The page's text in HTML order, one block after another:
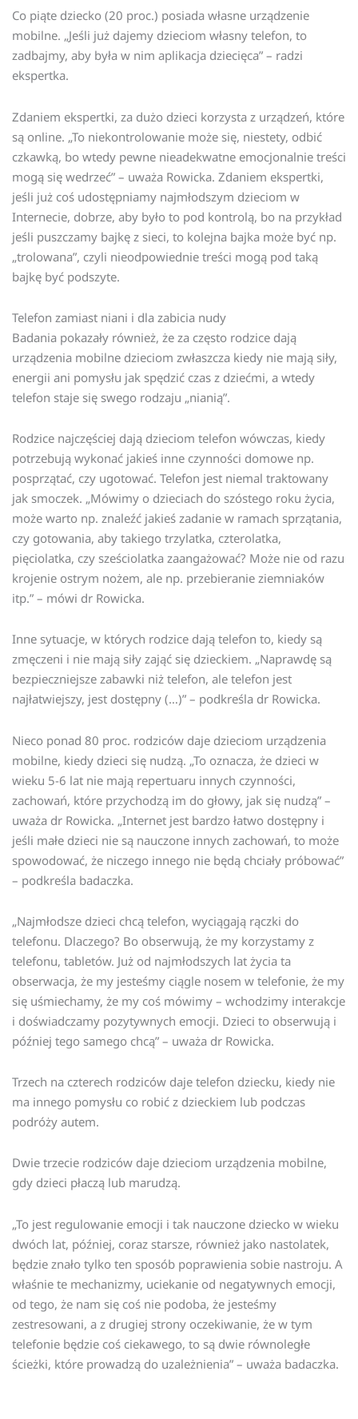
Co piąte dziecko (20 proc.) posiada własne urządzenie
mobilne. „Jeśli już dajemy dzieciom własny telefon, to
zadbajmy, aby była w nim aplikacja dziecięca” – radzi
ekspertka.
Zdaniem ekspertki, za dużo dzieci korzysta z urządzeń, które
są online. „To niekontrolowanie może się, niestety, odbić
czkawką, bo wtedy pewne nieadekwatne emocjonalnie treści
mogą się wedrzeć” – uważa Rowicka. Zdaniem ekspertki,
jeśli już coś udostępniamy najmłodszym dzieciom w
Internecie, dobrze, aby było to pod kontrolą, bo na przykład
jeśli puszczamy bajkę z sieci, to kolejna bajka może być np.
„trolowana”, czyli nieodpowiednie treści mogą pod taką
bajkę być podszyte.
Telefon zamiast niani i dla zabicia nudy
Badania pokazały również, że za często rodzice dają
urządzenia mobilne dzieciom zwłaszcza kiedy nie mają siły,
energii ani pomysłu jak spędzić czas z dziećmi, a wtedy
telefon staje się swego rodzaju „nianią”.
Rodzice najczęściej dają dzieciom telefon wówczas, kiedy
potrzebują wykonać jakieś inne czynności domowe np.
posprzątać, czy ugotować. Telefon jest niemal traktowany
jak smoczek. „Mówimy o dzieciach do szóstego roku życia,
może warto np. znaleźć jakieś zadanie w ramach sprzątania,
czy gotowania, aby takiego trzylatka, czterolatka,
pięciolatka, czy sześciolatka zaangażować? Może nie od razu
krojenie ostrym nożem, ale np. przebieranie ziemniaków
itp.” – mówi dr Rowicka.
Inne sytuacje, w których rodzice dają telefon to, kiedy są
zmęczeni i nie mają siły zająć się dzieckiem. „Naprawdę są
bezpieczniejsze zabawki niż telefon, ale telefon jest
najłatwiejszy, jest dostępny (…)” – podkreśla dr Rowicka.
Nieco ponad 80 proc. rodziców daje dzieciom urządzenia
mobilne, kiedy dzieci się nudzą. „To oznacza, że dzieci w
wieku 5-6 lat nie mają repertuaru innych czynności,
zachowań, które przychodzą im do głowy, jak się nudzą” –
uważa dr Rowicka. „Internet jest bardzo łatwo dostępny i
jeśli małe dzieci nie są nauczone innych zachowań, to może
spowodować, że niczego innego nie będą chciały próbować”
– podkreśla badaczka.
„Najmłodsze dzieci chcą telefon, wyciągają rączki do
telefonu. Dlaczego? Bo obserwują, że my korzystamy z
telefonu, tabletów. Już od najmłodszych lat życia ta
obserwacja, że my jesteśmy ciągle nosem w telefonie, że my
się uśmiechamy, że my coś mówimy – wchodzimy interakcje
i doświadczamy pozytywnych emocji. Dzieci to obserwują i
później tego samego chcą” – uważa dr Rowicka.
Trzech na czterech rodziców daje telefon dziecku, kiedy nie
ma innego pomysłu co robić z dzieckiem lub podczas
podróży autem.
Dwie trzecie rodziców daje dzieciom urządzenia mobilne,
gdy dzieci płaczą lub marudzą.
„To jest regulowanie emocji i tak nauczone dziecko w wieku
dwóch lat, później, coraz starsze, również jako nastolatek,
będzie znało tylko ten sposób poprawienia sobie nastroju. A
właśnie te mechanizmy, uciekanie od negatywnych emocji,
od tego, że nam się coś nie podoba, że jesteśmy
zestresowani, a z drugiej strony oczekiwanie, że w tym
telefonie będzie coś ciekawego, to są dwie równoległe
ścieżki, które prowadzą do uzależnienia” – uważa badaczka.